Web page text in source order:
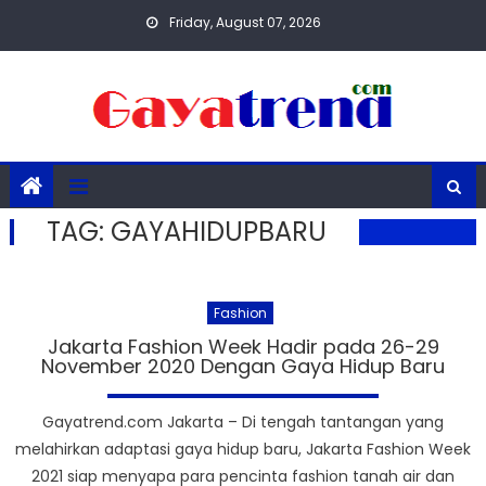
Friday, August 07, 2026
TAG: GAYAHIDUPBARU
Fashion
Jakarta Fashion Week Hadir pada 26-29
November 2020 Dengan Gaya Hidup Baru
Gayatrend.com Jakarta – Di tengah tantangan yang
melahirkan adaptasi gaya hidup baru, Jakarta Fashion Week
2021 siap menyapa para pencinta fashion tanah air dan